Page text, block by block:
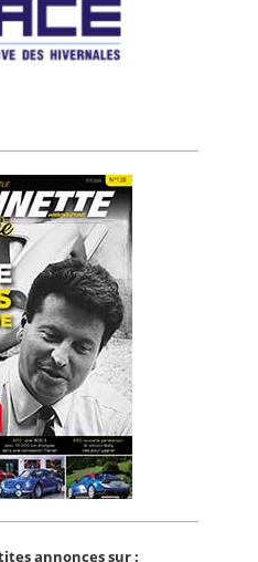
annonces sur :